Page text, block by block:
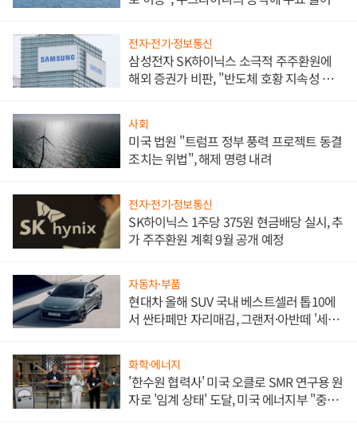
전자·전기·정보통신
삼성전자 SK하이닉스 소극적 주주환원에
해외 증권가 비판, "반도체 호황 지속성 의
사회
미국 법원 "트럼프 정부 풍력 프로젝트 동결
조치는 위법", 해제 명령 내려
전자·전기·정보통신
SK하이닉스 1주당 375원 현금배당 실시, 추
가 주주환원 계획 9월 공개 예정
자동차·부품
현대차 올해 SUV 국내 베스트셀러 톱10에
서 싼타페만 자리매김, 그랜저·아반떼 '세단
화학·에너지
'한수원 협력사' 미국 오클로 SMR 연구용 원
자로 '임계 상태' 도달, 미국 에너지부 "중요